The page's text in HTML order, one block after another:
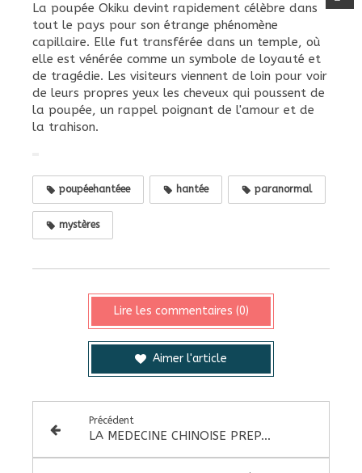
La poupée Okiku devint rapidement célèbre dans
tout le pays pour son étrange phénomène
capillaire. Elle fut transférée dans un temple, où
elle est vénérée comme un symbole de loyauté et
de tragédie. Les visiteurs viennent de loin pour voir
de leurs propres yeux les cheveux qui poussent de
la poupée, un rappel poignant de l'amour et de
la trahison.
poupéehantéee hantée paranormal
mystères
Lire les commentaires (0)
Aimer l'article
Précédent
LA MEDECINE CHINOISE PREPARE VOTRE PRINTEMPS ENERGETIQUE